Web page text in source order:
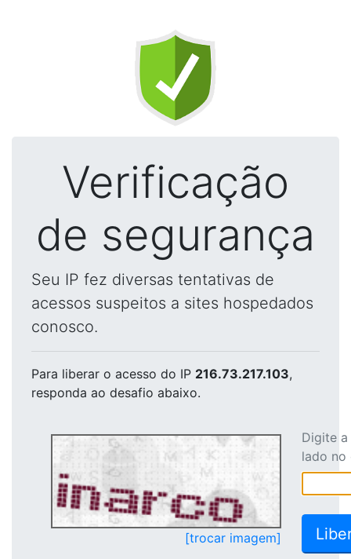
Verificação
de segurança
Seu IP fez diversas tentativas de
acessos suspeitos a sites hospedados
conosco.
Para liberar o acesso do IP 216.73.217.103,
responda ao desafio abaixo.
[trocar imagem]
Digite
lado no